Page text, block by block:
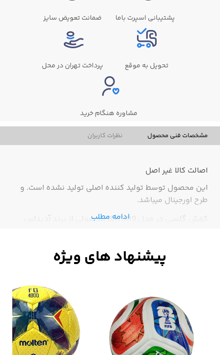
پشتیبانی اسپرت باما ضمانت تعویض سایز
تحویل به موقع پرداخت تهران در محل
مشاوره هنگام خرید
مشخصات فنی محصول نظرات کاربران
اصالت کالا غیر اصل
این محصول توسط تولید کننده اصلی تولید نشده است. و
طرح اورجینال میباشد.
کفش گلسی در مدل BA7809 محصولی از برند آدیداس
و مناسب برای خانم ها و آقایان میباشدو
ادامه مطلب